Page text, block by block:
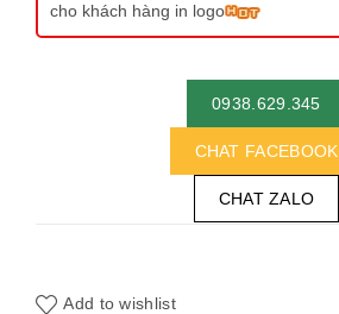
cho khách hàng in logo
0938.629.345
CHAT FACEBOOK
CHAT ZALO
Add to wishlist